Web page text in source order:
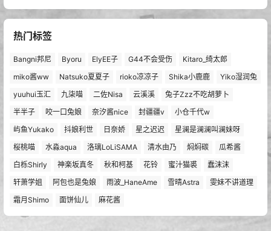
热门标签
Bangni邦尼 Byoru ElyEE子 G44不会受伤
Kitaro_绮太郎
miko酱ww
Natsuko夏夏子 rioko凉凉子 Shika小鹿鹿
Yiko湿润兔
yuuhui玉汇
九柒喵 二佐Nisa 云溪溪
兔子Zzz不吃胡萝卜
半半子
咬一口兔娘 奈汐酱nice 封疆疆v
小仓千代w
屿鱼Yukako
抖娘利世 日奈娇 星之迟迟
星澜是澜澜叫澜妹呀
桜桃喵
水淼aqua 洛璃LoLiSAMA 清水由乃 焖焖碳
瓜希酱
白栎Shirly
神楽坂真冬 秋和柯基 花铃 蜜汁猫裘
蠢沫沫
轩萧学姐
阿包也是兔娘 雨波_HaneAme 雪晴Astra
雯妹不讲道理
霜月Shimo
面饼仙儿 麻花酱